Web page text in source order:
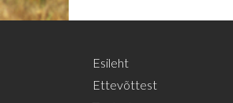
Esileht
Ettevõttest